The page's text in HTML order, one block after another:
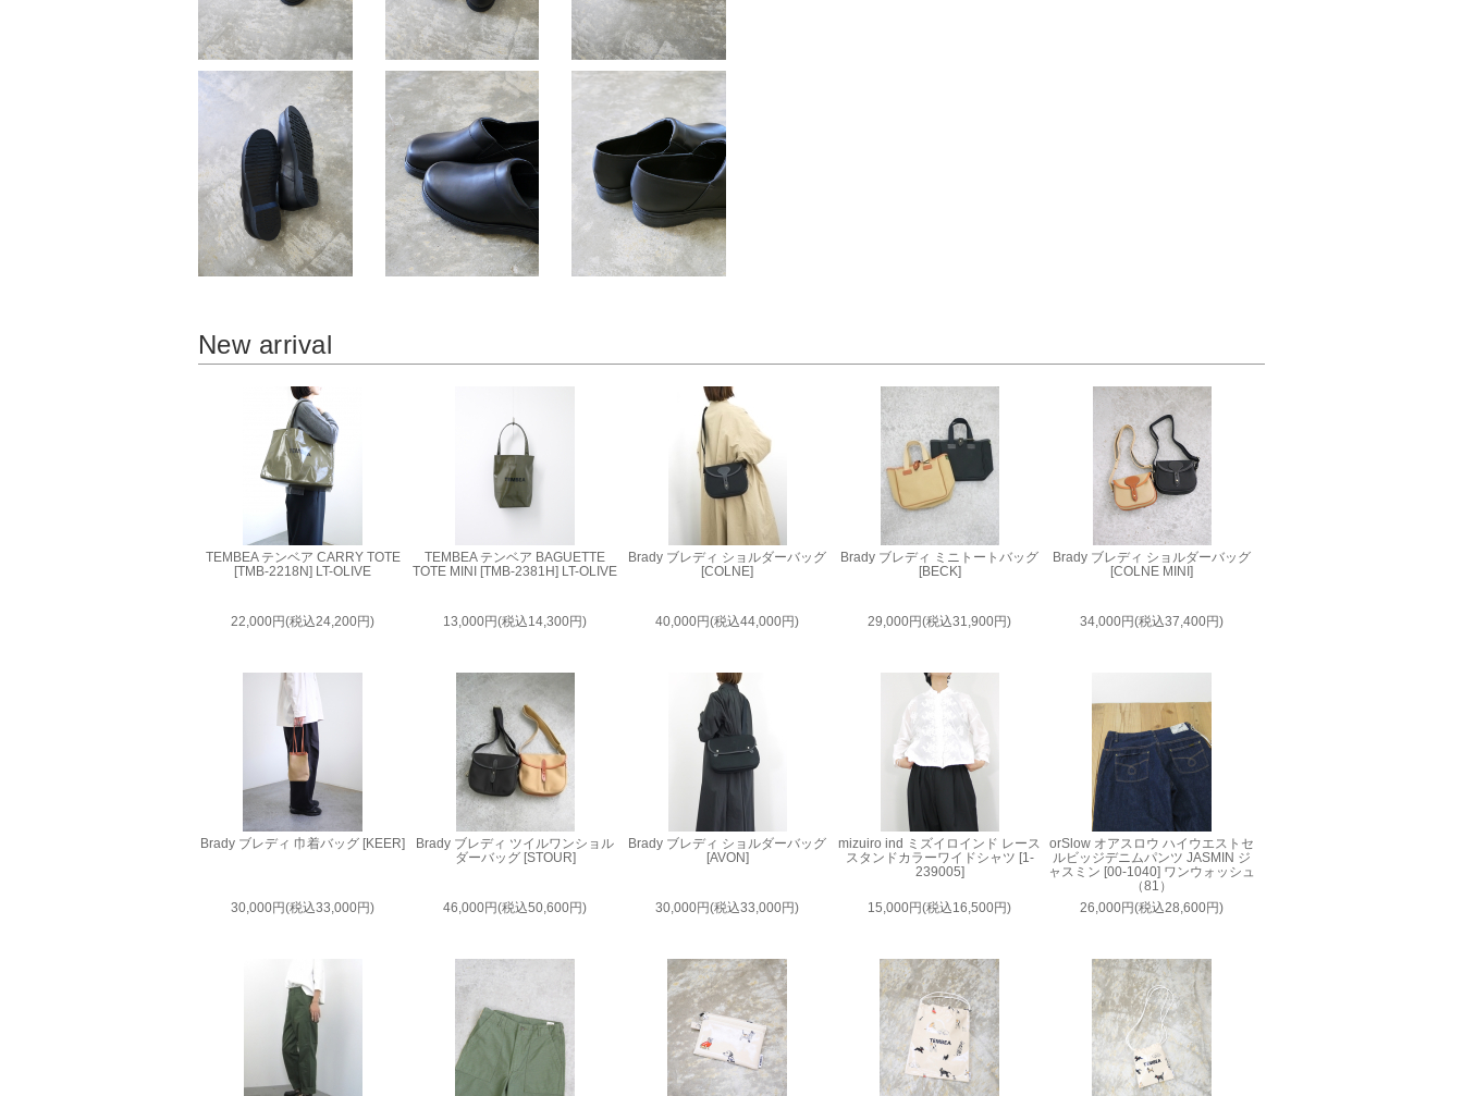
New arrival
TEMBEA テンベア CARRY TOTE
[TMB-2218N] LT-OLIVE
22,000円(税込24,200円)
TEMBEA テンベア BAGUETTE
TOTE MINI [TMB-2381H] LT-OLIVE
13,000円(税込14,300円)
Brady ブレディ ショルダーバッグ
[COLNE]
40,000円(税込44,000円)
Brady ブレディ ミニトートバッグ
[BECK]
29,000円(税込31,900円)
Brady ブレディ ショルダーバッグ
[COLNE MINI]
34,000円(税込37,400円)
Brady ブレディ 巾着バッグ [KEER]
30,000円(税込33,000円)
Brady ブレディ ツイルワンショル
ダーバッグ [STOUR]
46,000円(税込50,600円)
Brady ブレディ ショルダーバッグ
[AVON]
30,000円(税込33,000円)
mizuiro ind ミズイロインド レース
スタンドカラーワイドシャツ [1-
239005]
15,000円(税込16,500円)
orSlow オアスロウ ハイウエストセ
ルビッジデニムパンツ JASMIN ジ
ャスミン [00-1040] ワンウォッシュ
（81）
26,000円(税込28,600円)